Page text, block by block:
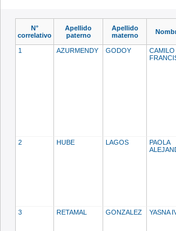
N°
correlativo
Apellido
paterno
Apellido
materno
1
AZURMENDY GODOY
CAMILO
2 HUBE LAGOS
PAOLA
3 RETAMAL GONZALEZ YASNA